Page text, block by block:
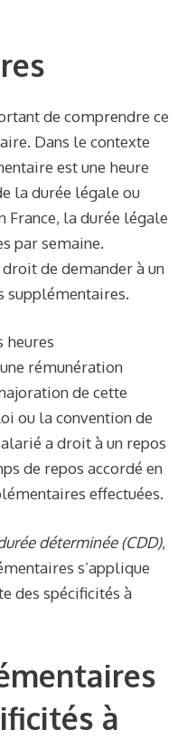
de comprendre ce
Dans le contexte
est une heure
la durée légale ou
France, la durée légale
par semaine.
de demander à un
supplémentaires.
heures
rémunération
de cette
ou la convention de
a droit à un repos
de repos accordé en
effectuées.
déterminée (CDD),
s’applique
des spécificités à
à